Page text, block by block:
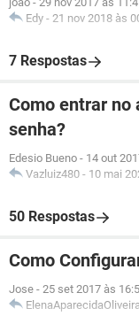
Edy - 21 nov 2018 às
7 Respostas
Como entrar no
senha?
Edesio Bueno - 14 out
Vazluiz480 - 10 mai
50 Respostas
Como
Jose - 25 set 2017 às
ElenaAparecidaOliveira